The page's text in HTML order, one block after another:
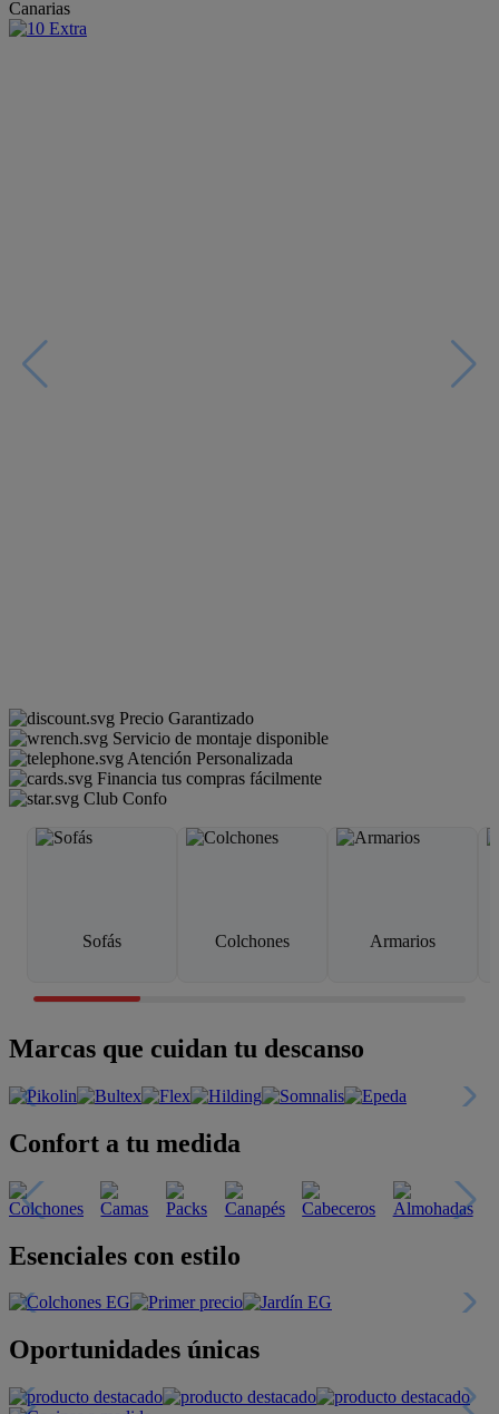
Canarias
Precio Garantizado
Servicio de montaje disponible
Atención Personalizada
Financia tus compras fácilmente
Club Confo
Sofás Colchones Armarios
Marcas que cuidan tu descanso
Confort a tu medida
Esenciales con estilo
Oportunidades únicas